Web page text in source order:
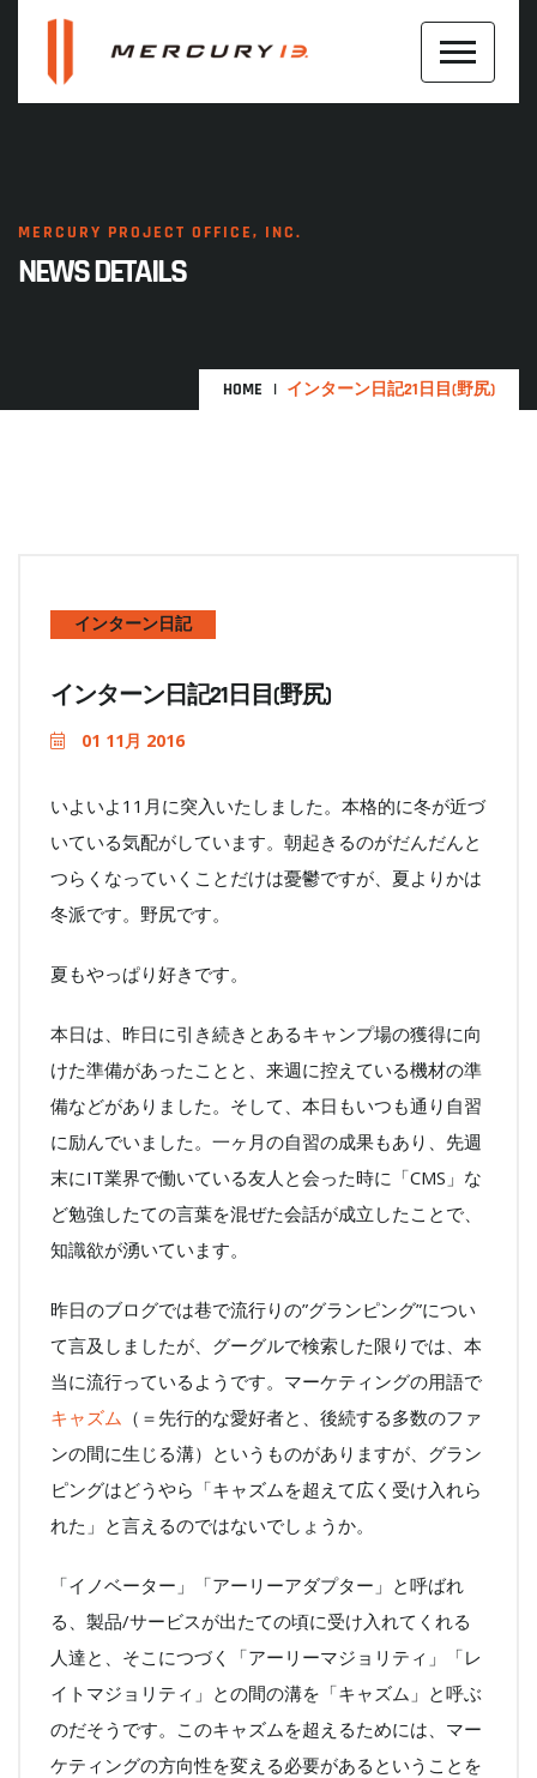
MERCURY PROJECT OFFICE, INC.
NEWS DETAILS
HOME インターン日記21日目(野尻)
インターン日記
インターン日記21日目(野尻)
01 11月 2016
いよいよ11月に突入いたしました。本格的に冬が近づ
いている気配がしています。朝起きるのがだんだんと
つらくなっていくことだけは憂鬱ですが、夏よりかは
冬派です。野尻です。
夏もやっぱり好きです。
本日は、昨日に引き続きとあるキャンプ場の獲得に向
けた準備があったことと、来週に控えている機材の準
備などがありました。そして、本日もいつも通り自習
に励んでいました。一ヶ月の自習の成果もあり、先週
末にIT業界で働いている友人と会った時に「CMS」な
ど勉強したての言葉を混ぜた会話が成立したことで、
知識欲が湧いています。
昨日のブログでは巷で流行りの”グランピング”につい
て言及しましたが、グーグルで検索した限りでは、本
当に流行っているようです。マーケティングの用語で
キャズム （＝先行的な愛好者と、後続する多数のファ
ンの間に生じる溝）というものがありますが、グラン
ピングはどうやら「キャズムを超えて広く受け入れら
れた」と言えるのではないでしょうか。
「イノベーター」「アーリーアダプター」と呼ばれ
る、製品/サービスが出たての頃に受け入れてくれる
人達と、そこにつづく「アーリーマジョリティ」「レ
イトマジョリティ」との間の溝を「キャズム」と呼ぶ
のだそうです。このキャズムを超えるためには、マー
ケティングの方向性を変える必要があるということを